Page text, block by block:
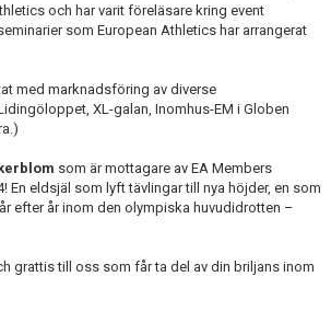
och har varit föreläsare kring event
som European Athletics har arrangerat
med marknadsföring av diverse
XL-galan, Inomhus-EM i Globen
som är mottagare av EA Members
En eldsjäl som lyft tävlingar till nya höjder, en som
efter år inom den olympiska huvudidrotten –
grattis till oss som får ta del av din briljans inom